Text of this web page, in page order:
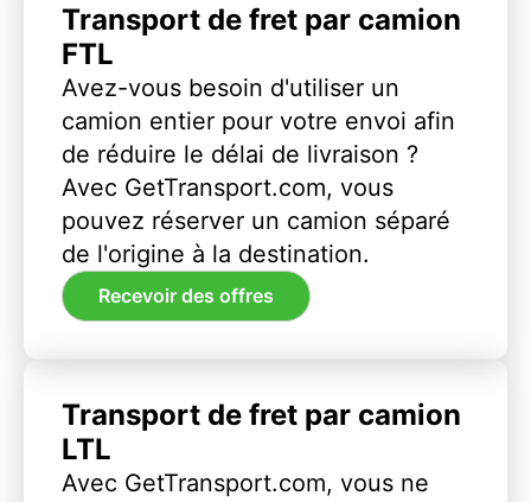
Transport de fret par camion
FTL
Avez-vous besoin d'utiliser un
camion entier pour votre envoi afin
de réduire le délai de livraison ?
Avec GetTransport.com, vous
pouvez réserver un camion séparé
de l'origine à la destination.
Recevoir des offres
Transport de fret par camion
LTL
Avec GetTransport.com, vous ne